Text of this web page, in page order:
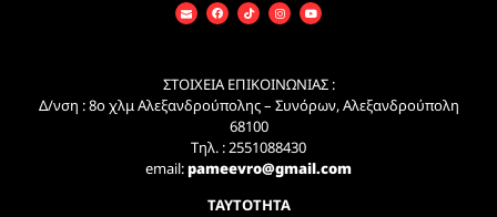
ΣΤΟΙΧΕΙΑ ΕΠΙΚΟΙΝΩΝΙΑΣ :
Δ/νση : 8ο χλμ Αλεξανδρούπολης – Συνόρων, Αλεξανδρούπολη
68100
Τηλ. : 2551088430
email:pameevro@gmail.com
ΤΑΥΤΟΤΗΤΑ